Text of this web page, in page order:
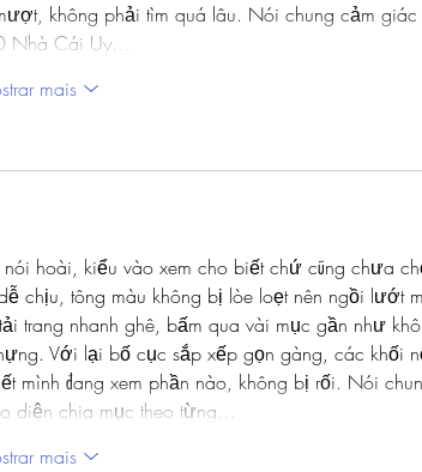
không phải tìm quá lâu. Nói chung cảm giác
Nhà Cái Uy…
mais
hoài, kiểu vào xem cho biết chứ cũng chưa
chịu, tông màu không bị lòe loẹt nên ngồi lướt
trang nhanh ghê, bấm qua vài mục gần như
Với lại bố cục sắp xếp gọn gàng, các khối
mình đang xem phần nào, không bị rối. Nói
diện chia mục theo từng…
mais